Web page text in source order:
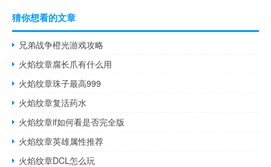
猜你想看的文章
兄弟战争橙光游戏攻略
火焰纹章腐长爪有什么用
火焰纹章珠子最高999
火焰纹章复活药水
火焰纹章if如何看是否完全版
火焰纹章英雄属性推荐
火焰纹章DCL怎么玩